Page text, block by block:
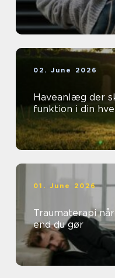
02. June 2026
Haveanlæg der
funktion i din
01. June 2026
Traumaterapi når kroppen husker mere
end du gør